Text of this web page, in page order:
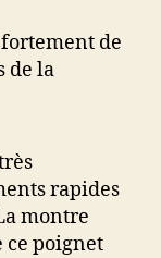
de
de la
rapides
montre
ce poignet